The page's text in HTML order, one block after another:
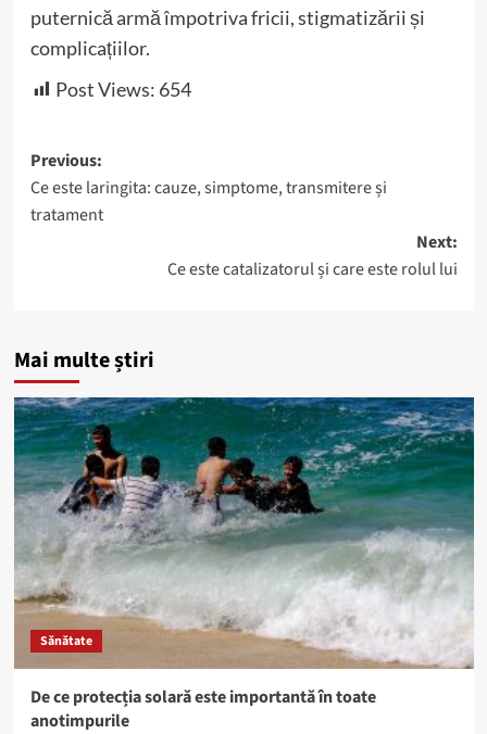
puternică armă împotriva fricii, stigmatizării și
complicațiilor.
Post Views: 654
Post
navigation
Previous:
Ce este laringita: cauze, simptome, transmitere și
tratament
Next:
Ce este catalizatorul și care este rolul lui
Mai multe știri
Sănătate
De ce protecția solară este importantă în toate
anotimpurile